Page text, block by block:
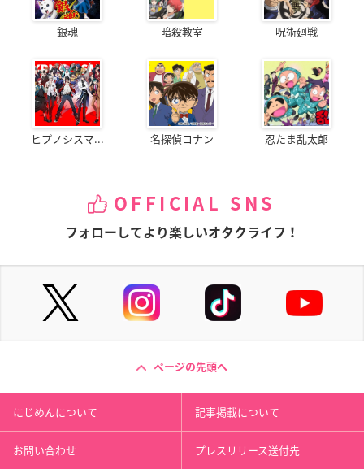
銀魂 暗殺教室 呪術廻戦
ヒプノシスマ... 名探偵コナン 忍たま乱太郎
OFFICIAL SNS
フォローしてより楽しいオタクライフ！
ページの先頭へ
にじめんについて 記事掲載について
お問い合わせ プレスリリース送付先